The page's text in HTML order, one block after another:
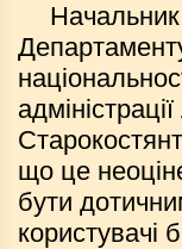
Начальник
що це
бути
користувачі